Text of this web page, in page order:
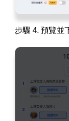
步驟 4. 預覽並